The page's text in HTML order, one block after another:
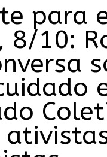
para
8/10: